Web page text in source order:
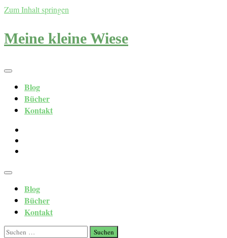
Zum Inhalt springen
Meine kleine Wiese
Blog
Bücher
Kontakt
Blog
Bücher
Kontakt
Suchen